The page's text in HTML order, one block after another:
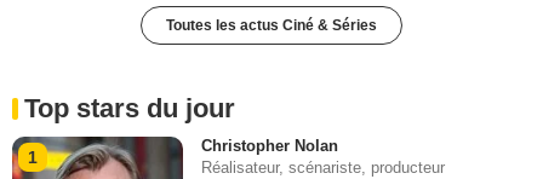
Toutes les actus Ciné & Séries
Top stars du jour
1
Christopher Nolan
Réalisateur, scénariste, producteur